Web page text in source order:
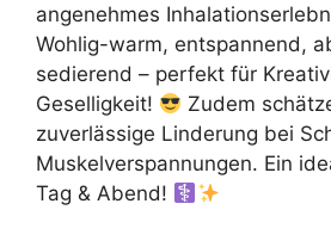
angenehmes
Wohlig-warm, entspannend,
sedierend – perfekt für
Geselligkeit!
Zudem
zuverlässige Linderung bei
Muskelverspannungen. Ein
Tag & Abend!